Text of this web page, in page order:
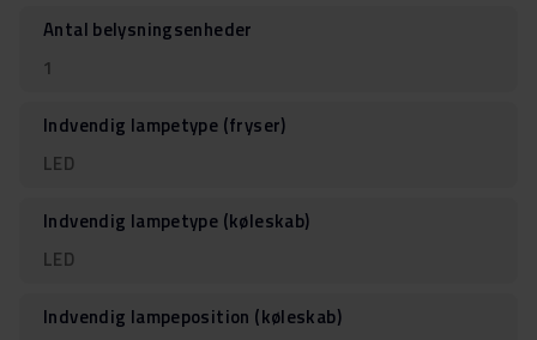
Antal belysningsenheder
1
Indvendig lampetype (fryser)
LED
Indvendig lampetype (køleskab)
LED
Indvendig lampeposition (køleskab)